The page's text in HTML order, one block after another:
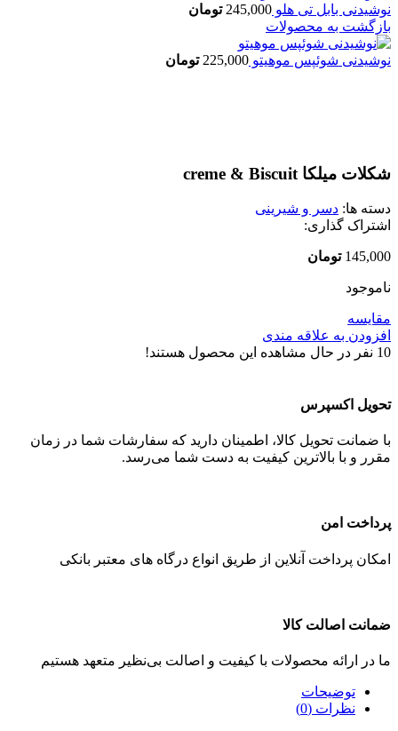
نوشیدنی بابل تی هلو 245,000 تومان
بازگشت به محصولات
نوشیدنی شوئپس موهیتو 225,000 تومان
شکلات میلکا creme & Biscuit
دسته ها: دسر و شیرینی
اشتراک گذاری:
145,000 تومان
ناموجود
مقایسه
افزودن به علاقه مندی
10 نفر در حال مشاهده این محصول هستند!
تحویل اکسپرس
با ضمانت تحویل کالا، اطمینان دارید که سفارشات شما در زمان
مقرر و با بالاترین کیفیت به دست شما می‌رسد.
پرداخت امن
امکان پرداخت آنلاین از طریق انواع درگاه های معتبر بانکی
ضمانت اصالت کالا
ما در ارائه محصولات با کیفیت و اصالت بی‌نظیر متعهد هستیم
توضیحات
نظرات (0)